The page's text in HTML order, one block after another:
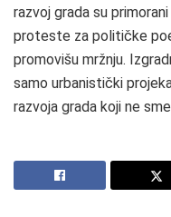
razvoj grada su
proteste za političke
promovišu mržnju.
samo urbanistički
razvoja grada koji ne